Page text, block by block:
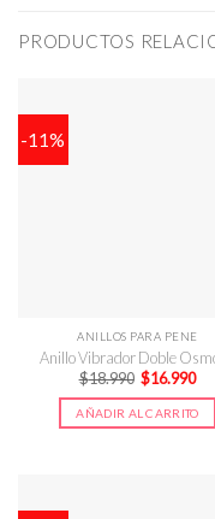
PRODUCTOS
-11%
ANILLOS PARA PENE
Anillo Vibrador Doble
$18.990 El
precio
original
era:
$18.990.
$16.990El
es:
AÑADIR AL CARRITO